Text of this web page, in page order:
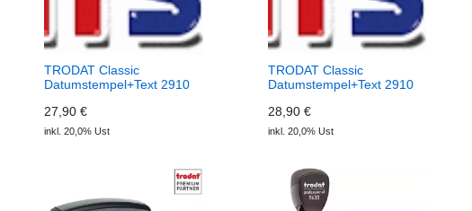
TRODAT Classic
Datumstempel+Text 2910
27,90 €
inkl. 20,0% Ust
TRODAT Classic
Datumstempel+Text 2910
28,90 €
inkl. 20,0% Ust